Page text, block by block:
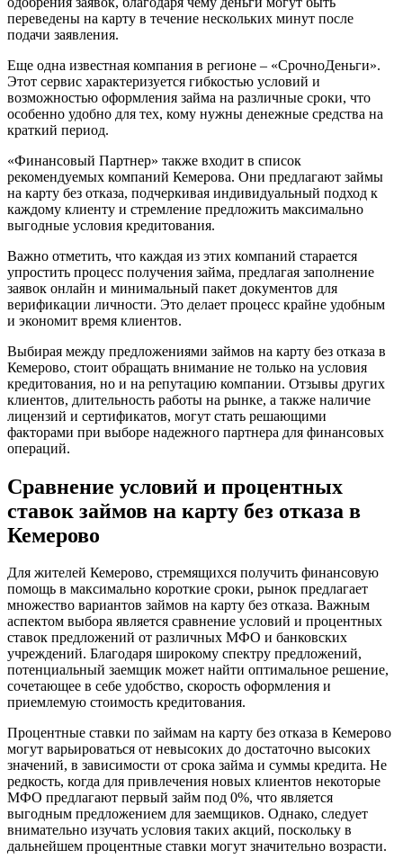
переведены на карту в течение нескольких минут после
подачи заявления.
Еще одна известная компания в регионе – «СрочноДеньги».
Этот сервис характеризуется гибкостью условий и
возможностью оформления займа на различные сроки, что
особенно удобно для тех, кому нужны денежные средства на
краткий период.
«Финансовый Партнер» также входит в список
рекомендуемых компаний Кемерова. Они предлагают займы
на карту без отказа, подчеркивая индивидуальный подход к
каждому клиенту и стремление предложить максимально
выгодные условия кредитования.
Важно отметить, что каждая из этих компаний старается
упростить процесс получения займа, предлагая заполнение
заявок онлайн и минимальный пакет документов для
верификации личности. Это делает процесс крайне удобным
и экономит время клиентов.
Выбирая между предложениями займов на карту без отказа в
Кемерово, стоит обращать внимание не только на условия
кредитования, но и на репутацию компании. Отзывы других
клиентов, длительность работы на рынке, а также наличие
лицензий и сертификатов, могут стать решающими
факторами при выборе надежного партнера для финансовых
операций.
Сравнение условий и процентных
ставок займов на карту без отказа в
Кемерово
Для жителей Кемерово, стремящихся получить финансовую
помощь в максимально короткие сроки, рынок предлагает
множество вариантов займов на карту без отказа. Важным
аспектом выбора является сравнение условий и процентных
ставок предложений от различных МФО и банковских
учреждений. Благодаря широкому спектру предложений,
потенциальный заемщик может найти оптимальное решение,
сочетающее в себе удобство, скорость оформления и
приемлемую стоимость кредитования.
Процентные ставки по займам на карту без отказа в Кемерово
могут варьироваться от невысоких до достаточно высоких
значений, в зависимости от срока займа и суммы кредита. Не
редкость, когда для привлечения новых клиентов некоторые
МФО предлагают первый займ под 0%, что является
выгодным предложением для заемщиков. Однако, следует
внимательно изучать условия таких акций, поскольку в
дальнейшем процентные ставки могут значительно возрасти.